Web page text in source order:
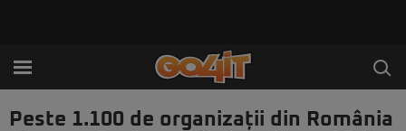
Peste 1.100 de organizații din România